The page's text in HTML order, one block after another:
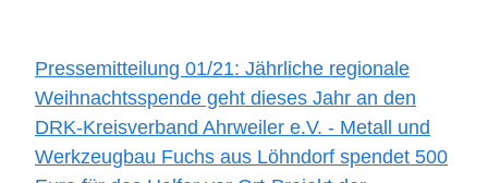
Pressemitteilung 01/21: Jährliche regionale
Weihnachtsspende geht dieses Jahr an den
DRK-Kreisverband Ahrweiler e.V. - Metall und
Werkzeugbau Fuchs aus Löhndorf spendet 500